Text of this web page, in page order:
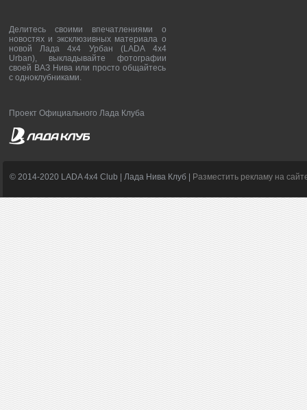
Делитесь своими впечатлениями о
новостях и эксклюзивных материала о
новой Лада 4х4 Урбан (LADA 4x4
Urban), выкладывайте фотографии
своей ВАЗ Нива или просто общайтесь
с одноклубниками.
Проект Официального Лада Клуба
© 2014-2020 LADA 4x4 Club | Лада Нива Клуб | Разместить рекламу на